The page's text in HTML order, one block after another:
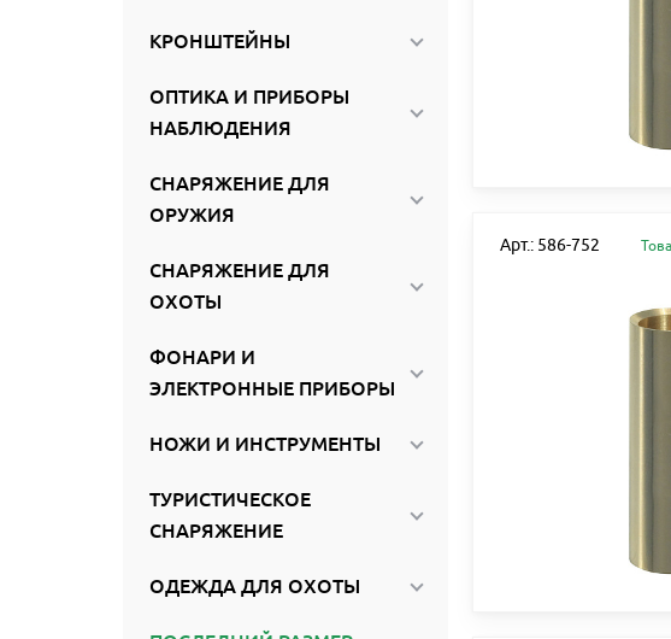
КРОНШТЕЙНЫ
ОПТИКА И ПРИБОРЫ
НАБЛЮДЕНИЯ
СНАРЯЖЕНИЕ ДЛЯ
ОРУЖИЯ
СНАРЯЖЕНИЕ ДЛЯ
ОХОТЫ
ФОНАРИ И
ЭЛЕКТРОННЫЕ ПРИБОРЫ
НОЖИ И ИНСТРУМЕНТЫ
ТУРИСТИЧЕСКОЕ
СНАРЯЖЕНИЕ
ОДЕЖДА ДЛЯ ОХОТЫ
Арт.: 586-752